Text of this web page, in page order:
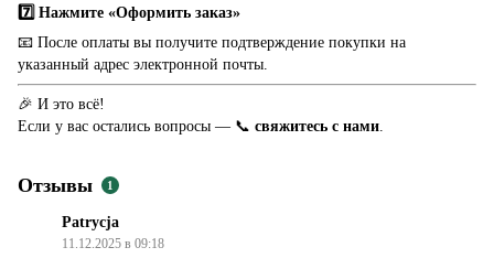
7️⃣ Нажмите «Оформить заказ»
📧 После оплаты вы получите подтверждение покупки на
указанный адрес электронной почты.
🎉 И это всё!
Если у вас остались вопросы — 📞 свяжитесь с нами
Отзывы 1
Patrycja
11.12.2025 в 09:18